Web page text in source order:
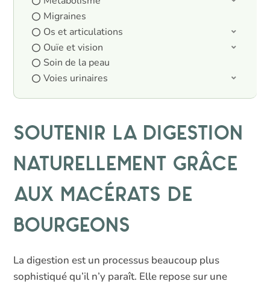
Migraines
Os et articulations
Ouïe et vision
Soin de la peau
Voies urinaires
Soutenir la digestion
naturellement grâce
aux macérats de
bourgeons
La digestion est un processus beaucoup plus
sophistiqué qu’il n’y paraît. Elle repose sur une